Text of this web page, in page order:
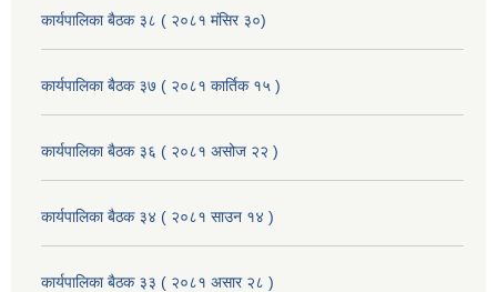
कार्यपालिका बैठक ३८ ( २०८१ मंसिर ३०)
कार्यपालिका बैठक ३७ ( २०८१ कार्तिक १५ )
कार्यपालिका बैठक ३६ ( २०८१ असोज २२ )
कार्यपालिका बैठक ३४ ( २०८१ साउन १४ )
कार्यपालिका बैठक ३३ ( २०८१ असार २८ )